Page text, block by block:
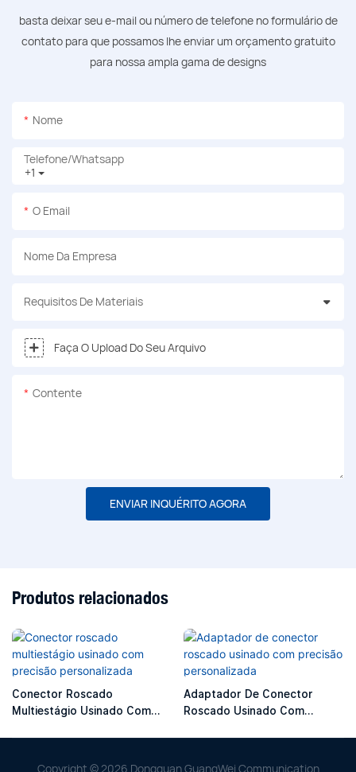
basta deixar seu e-mail ou número de telefone no formulário de
contato para que possamos lhe enviar um orçamento gratuito
para nossa ampla gama de designs
Nome
+1
Telefone/whatsapp
O Email
Nome Da Empresa
Requisitos De Materiais
Faça O Upload Do Seu Arquivo
Contente
ENVIAR INQUÉRITO AGORA
Produtos relacionados
Conector Roscado
Multiestágio Usinado Com
Adaptador De Conector
Roscado Usinado Com
Copyright © 2026 Dongguan GuangWei Communication